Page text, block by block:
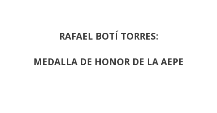
RAFAEL BOTÍ TORRES:
MEDALLA DE HONOR DE LA AEPE